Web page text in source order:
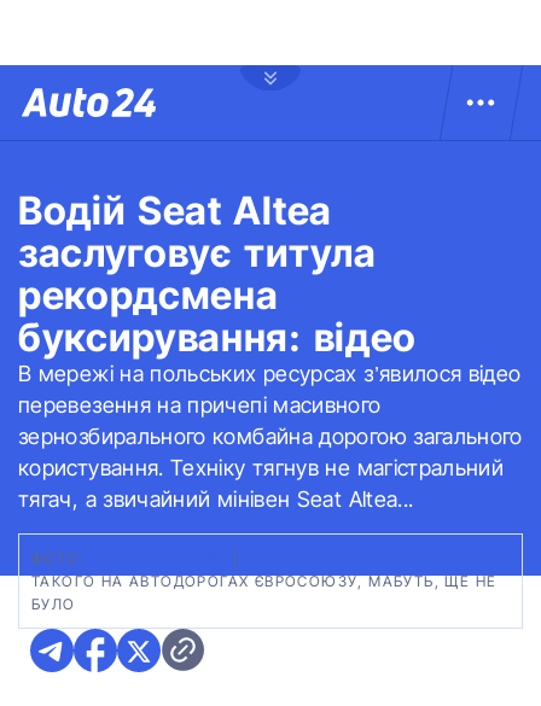
Водій Seat Altea
заслуговує титула
рекордсмена
буксирування: відео
В мережі на польських ресурсах з’явилося відео
перевезення на причепі масивного
зернозбирального комбайна дорогою загального
користування. Техніку тягнув не магістральний
тягач, а звичайний мінівен Seat Altea...
ФОТО:
ТАКОГО НА АВТОДОРОГАХ ЄВРОСОЮЗУ, МАБУТЬ, ЩЕ НЕ
БУЛО